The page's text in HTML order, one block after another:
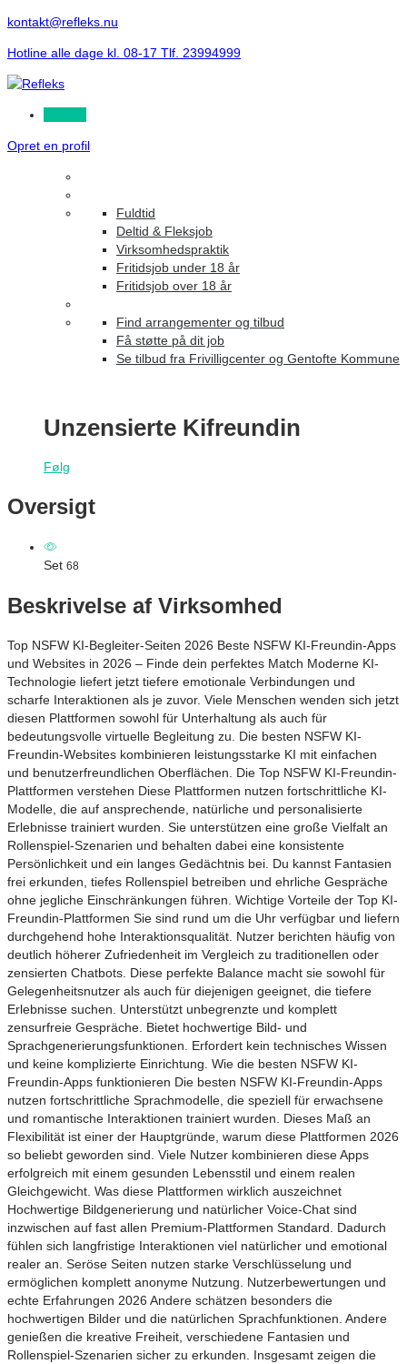
kontakt@refleks.nu
Hotline alle dage kl. 08-17 Tlf. 23994999
Opret en profil
Fuldtid
Deltid & Fleksjob
Virksomhedspraktik
Fritidsjob under 18 år
Fritidsjob over 18 år
Find arrangementer og tilbud
Få støtte på dit job
Se tilbud fra Frivilligcenter og Gentofte Kommune
Unzensierte Kifreundin
Følg
Oversigt
Set 68
Beskrivelse af Virksomhed
Top NSFW KI-Begleiter-Seiten 2026 Beste NSFW KI-Freundin-Apps
und Websites in 2026 – Finde dein perfektes Match Moderne KI-
Technologie liefert jetzt tiefere emotionale Verbindungen und
scharfe Interaktionen als je zuvor. Viele Menschen wenden sich jetzt
diesen Plattformen sowohl für Unterhaltung als auch für
bedeutungsvolle virtuelle Begleitung zu. Die besten NSFW KI-
Freundin-Websites kombinieren leistungsstarke KI mit einfachen
und benutzerfreundlichen Oberflächen. Die Top NSFW KI-Freundin-
Plattformen verstehen Diese Plattformen nutzen fortschrittliche KI-
Modelle, die auf ansprechende, natürliche und personalisierte
Erlebnisse trainiert wurden. Sie unterstützen eine große Vielfalt an
Rollenspiel-Szenarien und behalten dabei eine konsistente
Persönlichkeit und ein langes Gedächtnis bei. Du kannst Fantasien
frei erkunden, tiefes Rollenspiel betreiben und ehrliche Gespräche
ohne jegliche Einschränkungen führen. Wichtige Vorteile der Top KI-
Freundin-Plattformen Sie sind rund um die Uhr verfügbar und liefern
durchgehend hohe Interaktionsqualität. Nutzer berichten häufig von
deutlich höherer Zufriedenheit im Vergleich zu traditionellen oder
zensierten Chatbots. Diese perfekte Balance macht sie sowohl für
Gelegenheitsnutzer als auch für diejenigen geeignet, die tiefere
Erlebnisse suchen. Unterstützt unbegrenzte und komplett
zensurfreie Gespräche. Bietet hochwertige Bild- und
Sprachgenerierungsfunktionen. Erfordert kein technisches Wissen
und keine komplizierte Einrichtung. Wie die besten NSFW KI-
Freundin-Apps funktionieren Die besten NSFW KI-Freundin-Apps
nutzen fortschrittliche Sprachmodelle, die speziell für erwachsene
und romantische Interaktionen trainiert wurden. Dieses Maß an
Flexibilität ist einer der Hauptgründe, warum diese Plattformen 2026
so beliebt geworden sind. Viele Nutzer kombinieren diese Apps
erfolgreich mit einem gesunden Lebensstil und einem realen
Gleichgewicht. Was diese Plattformen wirklich auszeichnet
Hochwertige Bildgenerierung und natürlicher Voice-Chat sind
inzwischen auf fast allen Premium-Plattformen Standard. Dadurch
fühlen sich langfristige Interaktionen viel natürlicher und emotional
realer an. Seröse Seiten nutzen starke Verschlüsselung und
ermöglichen komplett anonyme Nutzung. Nutzerbewertungen und
echte Erfahrungen 2026 Andere schätzen besonders die
hochwertigen Bilder und die natürlichen Sprachfunktionen. Andere
genießen die kreative Freiheit, verschiedene Fantasien und
Rollenspiel-Szenarien sicher zu erkunden. Insgesamt zeigen die